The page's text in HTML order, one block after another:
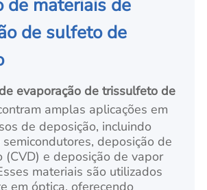
de materiais de
de sulfeto de
evaporação de trissulfeto de
amplas aplicações em
de deposição, incluindo
deposição de
(CVD) e deposição de vapor
materiais são utilizados
em óptica, oferecendo